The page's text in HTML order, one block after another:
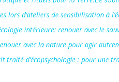
lors d’ateliers de sensibilisation à
intérieure: renouer avec le
avec la nature pour agir
traité d’écopsychologie : pour une